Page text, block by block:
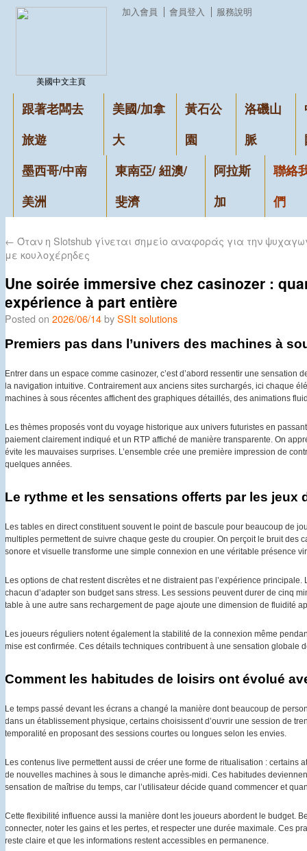
美國中文主頁
加入會員 會員登入 服務說明
跟著老闆去
旅遊
美國/加拿
大
黃石公
園
洛磯山
脈
墨西哥/中南
美洲
東南亞/ 紐澳/
斐濟
阿拉斯
加
聯絡
們
← Όταν η Slotshub γίνεται σημείο αναφοράς για την
με κουλοχέρηδες
Une soirée immersive chez casinozer :
expérience à part entière
Posted on 2026/06/14 by SSIt solutions
Premiers pas dans l’univers des machines à
Entrer dans un espace comme casinozer, c’est d’abord ressentir une
la navigation intuitive. Contrairement aux anciens sites surchargés, ici chaque
machines à sous récentes affichent des graphiques détaillés, des animations
Les thèmes proposés vont du voyage historique aux univers futuristes en
paiement clairement indiqué et un RTP affiché de manière transparente. On
évite les mauvaises surprises. L’ensemble crée une première impression de
quelques années.
Le rythme et les sensations offerts par les jeux
Les tables en direct constituent souvent le point de bascule pour beaucoup de
multiples permettent de suivre chaque geste du croupier. On perçoit le bruit
sonore et visuelle transforme une simple connexion en une véritable présence
Les options de chat restent discrètes et ne distraient pas l’expérience
chacun d’adapter son budget sans stress. Les sessions peuvent durer de cinq
table à une autre sans rechargement de page ajoute une dimension de fluidité
Les joueurs réguliers notent également la stabilité de la connexion même
mise est confirmée. Ces détails techniques contribuent à une sensation
Comment les habitudes de loisirs ont évolué
Le temps passé devant les écrans a changé la manière dont beaucoup de
dans un établissement physique, certains choisissent d’ouvrir une session de
temporalité en proposant des sessions courtes ou longues selon les envies.
Les contenus live permettent aussi de créer une forme de ritualisation :
de nouvelles machines à sous le dimanche après-midi. Ces habitudes
sensation de maîtrise du temps, car l’utilisateur décide quand commencer et
Cette flexibilité influence aussi la manière dont les joueurs abordent le budget.
connecter, noter les gains et les pertes, et respecter une durée maximale. Ces
reste claire et que les informations restent accessibles en permanence.